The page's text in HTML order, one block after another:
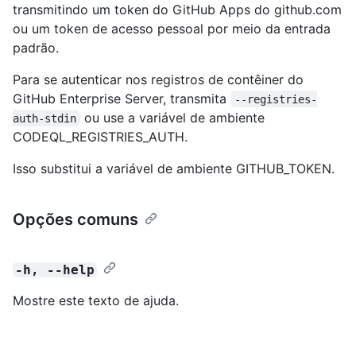
transmitindo um token do GitHub Apps do github.com
ou um token de acesso pessoal por meio da entrada
padrão.
Para se autenticar nos registros de contêiner do
GitHub Enterprise Server, transmita
--registries-
auth-stdin
ou use a variável de ambiente
CODEQL_REGISTRIES_AUTH.
Isso substitui a variável de ambiente GITHUB_TOKEN.
Opções comuns
-h, --help
Mostre este texto de ajuda.